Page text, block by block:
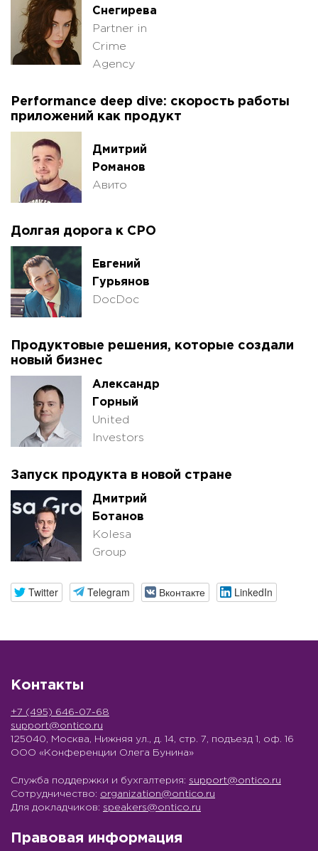
Снегирева
Partner in
Crime
Agency
Performance deep dive: скорость работы
приложений как продукт
Дмитрий
Романов
Авито
Долгая дорога к CPO
Евгений
Гурьянов
DocDoc
Продуктовые решения, которые создали
новый бизнес
Александр
Горный
United
Investors
Запуск продукта в новой стране
Дмитрий
Ботанов
Kolesa
Group
Twitter Telegram Вконтакте LinkedIn
Контакты
+7 (495) 646-07-68
support@ontico.ru
125040, Москва, Нижняя ул., д. 14, стр. 7, подъезд 1, оф. 16
ООО «Конференции Олега Бунина»
Служба поддержки и бухгалтерия: support@ontico.ru
Сотрудничество: organization@ontico.ru
Для докладчиков: speakers@ontico.ru
Правовая информация